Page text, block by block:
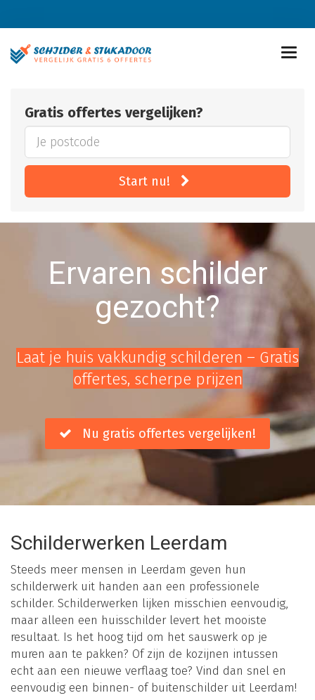
Gratis offertes vergelijken?
Start nu!
Ervaren schilder
gezocht?
Laat je huis vakkundig schilderen – Gratis
offertes, scherpe prijzen
Nu gratis offertes vergelijken!
Schilderwerken Leerdam
Steeds meer mensen in Leerdam geven hun
schilderwerk uit handen aan een professionele
schilder. Schilderwerken lijken misschien eenvoudig,
maar alleen een huisschilder levert het mooiste
resultaat. Is het hoog tijd om het sauswerk op je
muren aan te pakken? Of zijn de kozijnen intussen
echt aan een nieuwe verflaag toe? Vind dan snel en
eenvoudig een binnen- of buitenschilder uit Leerdam!